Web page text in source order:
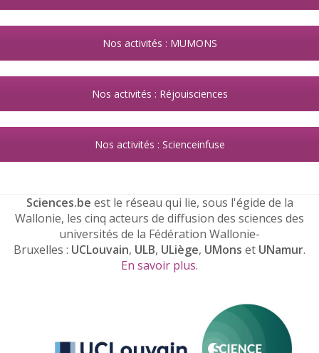
Nos activités : MUMONS
Nos activités : Réjouisciences
Nos activités : Scienceinfuse
Sciences.be est le réseau qui lie, sous l'égide de la
Wallonie, les cinq acteurs de diffusion des sciences des
universités de la Fédération Wallonie-
Bruxelles : UCLouvain, ULB, ULiège, UMons et UNamur.
En savoir plus.